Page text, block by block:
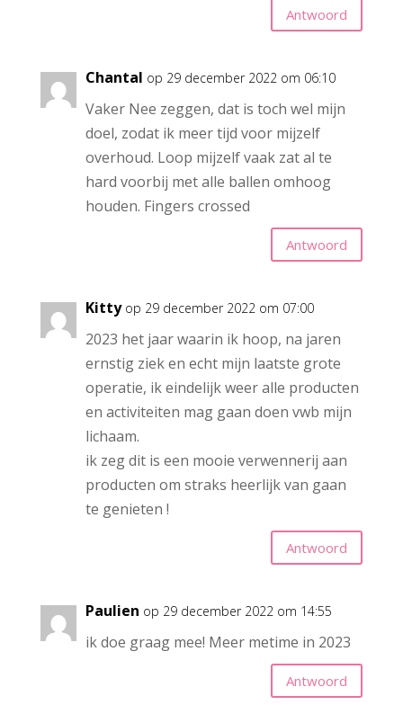
Antwoord
Chantal op 29 december 2022 om 06:10
Vaker Nee zeggen, dat is toch wel mijn
doel, zodat ik meer tijd voor mijzelf
overhoud. Loop mijzelf vaak zat al te
hard voorbij met alle ballen omhoog
houden. Fingers crossed
Antwoord
Kitty op 29 december 2022 om 07:00
2023 het jaar waarin ik hoop, na jaren
ernstig ziek en echt mijn laatste grote
operatie, ik eindelijk weer alle producten
en activiteiten mag gaan doen vwb mijn
lichaam.
ik zeg dit is een mooie verwennerij aan
producten om straks heerlijk van gaan
te genieten !
Antwoord
Paulien op 29 december 2022 om 14:55
ik doe graag mee! Meer metime in 2023
Antwoord